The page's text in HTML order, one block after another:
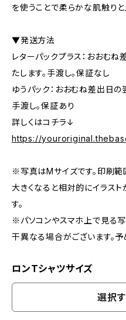
を使うことで柔らかな肌触り
▼発送方法
レターパックプラス：おおむ
たします。手渡し。保証なし
ゆうパック：おおむね差出日
手渡し。保証あり
詳しくはコチラ↓
https://
※写真はMサイズです。印刷範
大きくなると相対的にイラス
す。
※パソコンやスマホ上で見る
干異なる場合がございます。
ロンTシャツサイズ
選択す